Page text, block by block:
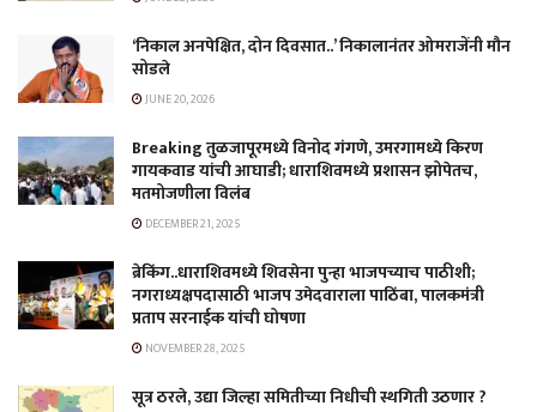
‘निकाल अनपेक्षित, दोन दिवसात..’ निकालानंतर ओमराजेंनी मौन
सोडले
JUNE 20, 2026
Breaking तुळजापूरमध्ये विनोद गंगणे, उमरगामध्ये किरण
गायकवाड यांची आघाडी; धाराशिवमध्ये प्रशासन झोपेतच,
मतमोजणीला विलंब
DECEMBER 21, 2025
ब्रेकिंग..धाराशिवमध्ये शिवसेना पुन्हा भाजपच्याच पाठीशी;
नगराध्यक्षपदासाठी भाजप उमेदवाराला पाठिंबा, पालकमंत्री
प्रताप सरनाईक यांची घोषणा
NOVEMBER 28, 2025
सूत्र ठरले, उद्या जिल्हा समितीच्या निधीची स्थगिती उठणार ?